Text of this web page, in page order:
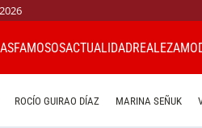
FAMOSOSACTUALIDADREALEZA
ROCÍO GUIRAO DÍAZ MARINA SEÑUK